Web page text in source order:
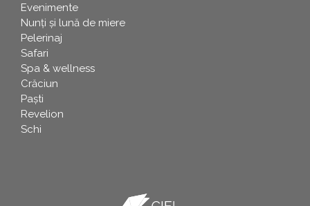
Evenimente
Nunți și lună de miere
Pelerinaj
Safari
Spa & wellness
Crăciun
Paşti
Revelion
Schi